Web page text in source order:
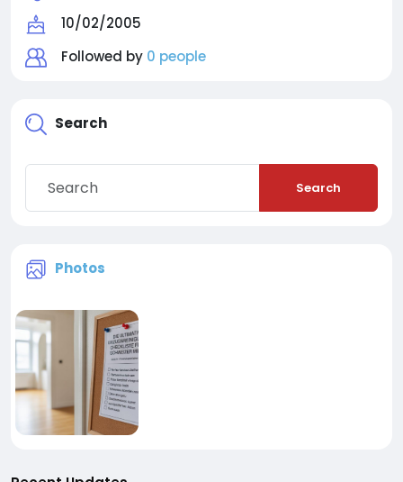
10/02/2005
Followed by 0 people
Search
Search
Photos